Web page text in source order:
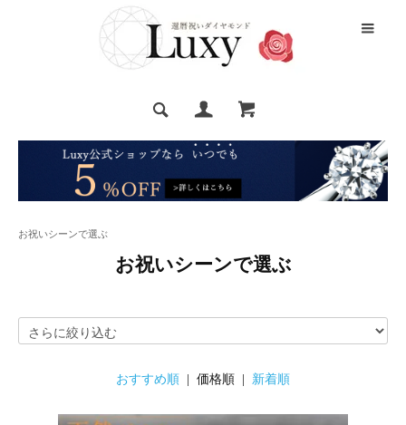
お祝いシーンで選ぶ
お祝いシーンで選ぶ
おすすめ順 | 価格順 | 新着順